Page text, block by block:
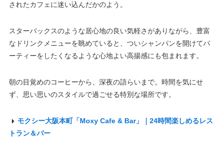
されたカフェに迷い込んだかのよう。
スターバックスのような居心地の良い気軽さがありながら、豊富
なドリンクメニューを眺めていると、ついシャンパンを開けてパ
ーティーをしたくなるような心地よい高揚感にも包まれます。
朝の目覚めのコーヒーから、深夜の語らいまで。時間を気にせ
ず、思い思いのスタイルで過ごせる特別な場所です。
モクシー大阪本町「Moxy Cafe & Bar」｜24時間楽しめるレス
トラン＆バー